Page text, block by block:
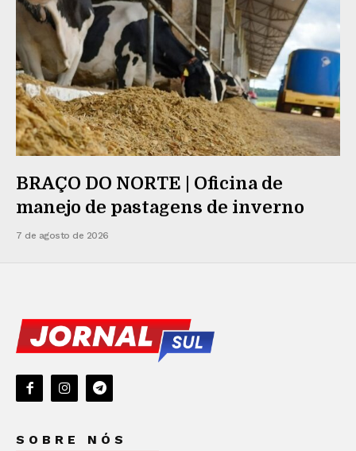
BRAÇO DO NORTE | Oficina de
manejo de pastagens de inverno
7 de agosto de 2026
SOBRE NÓS